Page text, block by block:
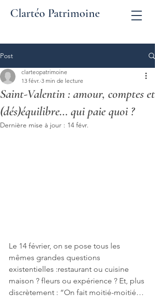
Clartéo Patrimoine
Post
Saint-Valentin : amour, comptes et
(dés)équilibre… qui paie quoi ?
clarteopatrimoine
13 févr. 3 min de lecture
Dernière mise à jour : 14 févr.
Le 14 février, on se pose tous les
mêmes grandes questions
existentielles :restaurant ou cuisine
maison ? fleurs ou expérience ? Et, plus
discrètement : “On fait moitié-moitié…